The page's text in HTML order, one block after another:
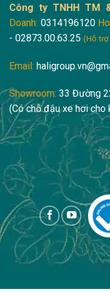
Công ty TNHH TM
Doanh: 0314196120
- 02873.00.63.25 (Hỗ trợ
Email:
Showroom: 33 Đường
(Có chỗ đậu xe hơi cho